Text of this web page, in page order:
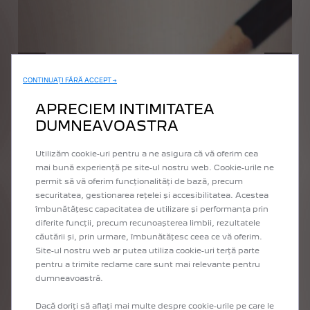
ANTERIOR
PEUGEOT DESIGN LAB
Atunci când designul Peugeot explorează noi orizonturi.
Peugeot Design Lab folosește expertiza din domeniul
CONTINUAȚI FĂRĂ ACCEPT →
APRECIEM INTIMITATEA
DUMNEAVOASTRA
Utilizăm cookie-uri pentru a ne asigura că vă oferim cea
mai bună experiență pe site-ul nostru web. Cookie-urile ne
permit să vă oferim funcționalități de bază, precum
securitatea, gestionarea rețelei și accesibilitatea. Acestea
îmbunătățesc capacitatea de utilizare și performanța prin
diferite funcții, precum recunoașterea limbii, rezultatele
căutării și, prin urmare, îmbunătățesc ceea ce vă oferim.
Site-ul nostru web ar putea utiliza cookie-uri terță parte
pentru a trimite reclame care sunt mai relevante pentru
dumneavoastră.
Dacă doriți să aflați mai multe despre cookie-urile pe care le